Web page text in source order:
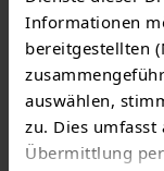
Informationen
bereitgestellten
auswählen,
zu. Dies
Übermittlung
folgender
Bitte wenden
ab diesem
Energienetze
Telefonnummer: